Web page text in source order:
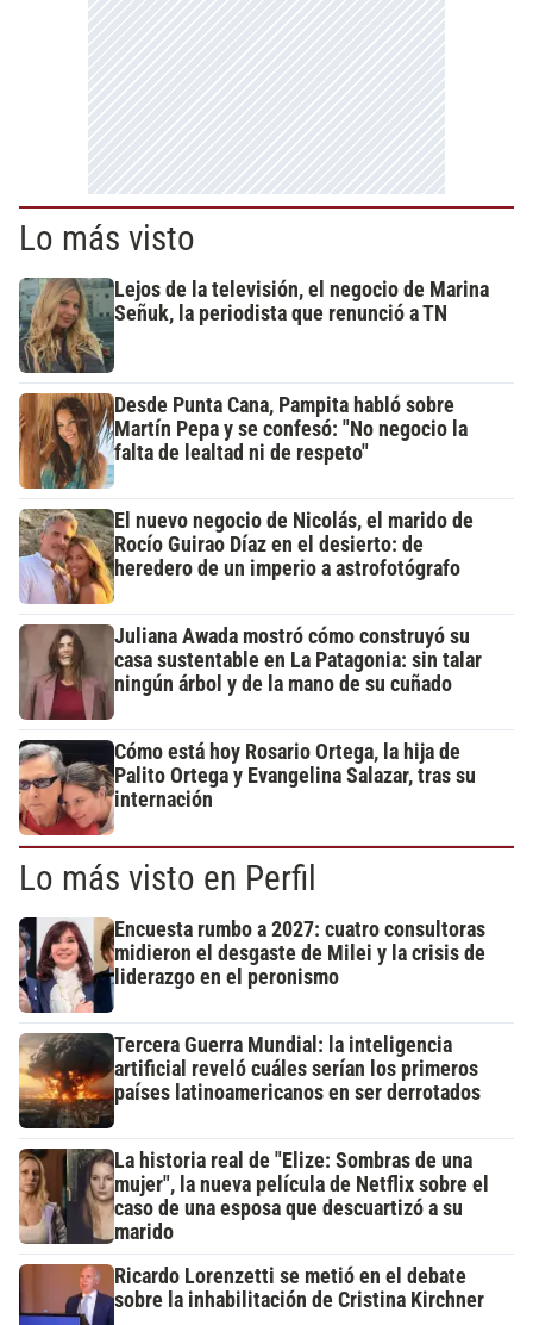
Lo más visto
Lejos de la televisión, el negocio de Marina
Señuk, la periodista que renunció a TN
Desde Punta Cana, Pampita habló sobre
Martín Pepa y se confesó: "No negocio la
falta de lealtad ni de respeto"
El nuevo negocio de Nicolás, el marido de
Rocío Guirao Díaz en el desierto: de
heredero de un imperio a astrofotógrafo
Juliana Awada mostró cómo construyó su
casa sustentable en La Patagonia: sin talar
ningún árbol y de la mano de su cuñado
Cómo está hoy Rosario Ortega, la hija de
Palito Ortega y Evangelina Salazar, tras su
internación
Lo más visto en Perfil
Encuesta rumbo a 2027: cuatro consultoras
midieron el desgaste de Milei y la crisis de
liderazgo en el peronismo
Tercera Guerra Mundial: la inteligencia
artificial reveló cuáles serían los primeros
países latinoamericanos en ser derrotados
La historia real de "Elize: Sombras de una
mujer", la nueva película de Netflix sobre el
caso de una esposa que descuartizó a su
marido
Ricardo Lorenzetti se metió en el debate
sobre la inhabilitación de Cristina Kirchner